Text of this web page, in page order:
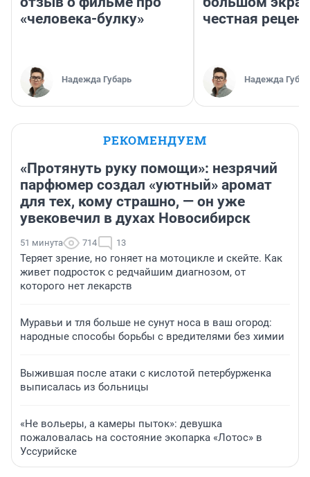
«человека-булку»
Надежда Губарь
честная
Надежда
РЕКОМЕНДУЕМ
«Протянуть руку помощи»: незрячий
парфюмер создал «уютный» аромат
для тех, кому страшно, — он уже
увековечил в духах Новосибирск
51 минута 714 13
Теряет зрение, но гоняет на мотоцикле и скейте. Как
живет подросток с редчайшим диагнозом, от
которого нет лекарств
Муравьи и тля больше не сунут носа в ваш огород:
народные способы борьбы с вредителями без химии
Выжившая после атаки с кислотой петербурженка
выписалась из больницы
«Не вольеры, а камеры пыток»: девушка
пожаловалась на состояние экопарка «Лотос» в
Уссурийске